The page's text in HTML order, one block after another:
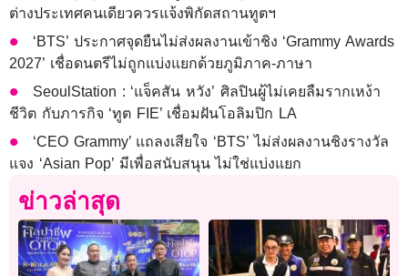
ต่างประเทศคนเดียวควรแจ้งพิกัดสถานทูตฯ
‘BTS’ ประกาศจุดยืนไม่ส่งผลงานเข้าชิง ‘Grammy Awards
2027’ เชื่อดนตรีไม่ถูกแบ่งแยกด้วยภูมิภาค-ภาษา
SeoulStation : ‘แจ็คสัน หวัง’ ศิลปินผู้ไม่เคยลืมรากเหง้า
ชีวิต กับภารกิจ ‘ทูต FIE’ เชื่อมฝันโอลิมปิก LA
‘CEO Grammy’ แถลงเสียใจ ‘BTS’ ไม่ส่งผลงานชิงรางวัล
แจง ‘Asian Pop’ มีเพื่อสนับสนุน ไม่ใช่แบ่งแยก
ข่าวล่าสุด